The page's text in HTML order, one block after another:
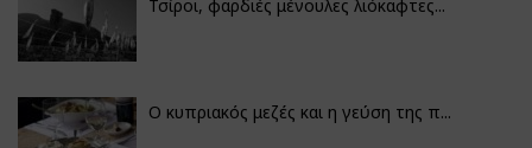
Τσίροι, φαρδιές μένουλες λιόκαφτες...
Ο κυπριακός μεζές και η γεύση της π...